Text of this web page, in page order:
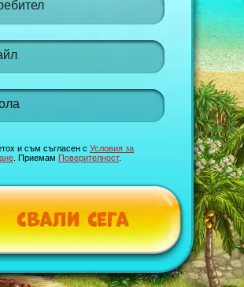
и съм съгласен с Условия за
. Приемам Поверителност.